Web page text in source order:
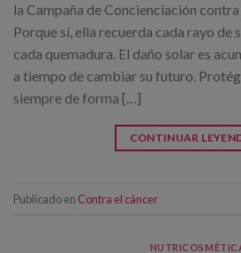
la Campaña de Concienciación
Porque sí, ella recuerda cada rayo de
cada quemadura. El daño solar es
a tiempo de cambiar su futuro.
siempre de forma […]
CONTINUAR
Publicado en Contra el cáncer